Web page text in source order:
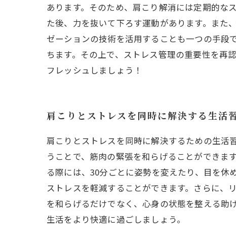
あります。そのため、肩こり解消には定期的な
た後、力を抜いて下ろす運動があります。また
ゼーションの技術を活用することも一つの手段
ちます。その上で、ストレス管理の重要性を再
フレッシュしましょう！
肩こりとストレスを同時に解決する生活
肩こりとストレスを同時に解決するための生活
うことで、筋肉の緊張を和らげることができ
る際には、30分ごとに姿勢を変えたり、目を休
ストレスを軽減することができます。さらに、
を和らげるだけでなく、心身の状態を整える助
生活をより快適に過ごしましょう。